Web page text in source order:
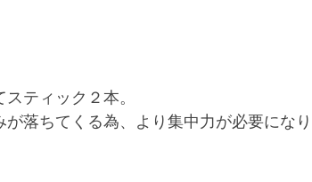
ティック２本。
落ちてくる為、より集中力が必要になり